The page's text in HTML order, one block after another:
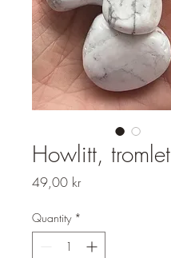
Howlitt, tromlet
49,00 krPrice
Quantity *